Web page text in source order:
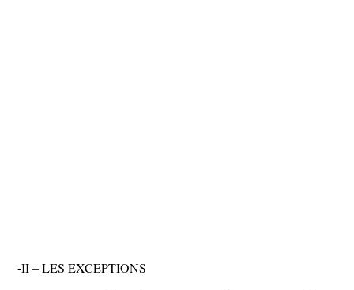
-II – LES EXCEPTIONS